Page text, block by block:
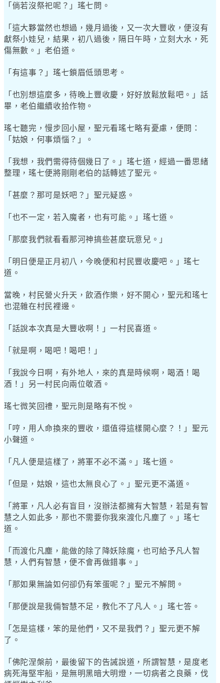
「倘若沒祭祀呢？」瑤七問。
「這大夥當然也想過，幾月過後，又一次大豐收，便沒有
獻祭小娃兒，結果，初八過後，隔日午時，立刻大水，死
傷無數。」老伯道。
「有這事？」瑤七鎖眉低頭思考。
「也別想這麼多，待晚上豐收慶，好好放鬆放鬆吧。」話
畢，老伯繼續收拾作物。
瑤七聽完，慢步回小屋，聖元看瑤七略有憂慮，便問：
「姑娘，何事煩惱？」。
「我想，我們需得待個幾日了。」瑤七道，經過一番思緒
整理，瑤七便將剛剛老伯的話轉述了聖元。
「甚麼？那可是妖吧？」聖元疑惑。
「也不一定，若入魔者，也有可能。」瑤七道。
「那麼我們就看看那河神搞些甚麼玩意兒。」
「明日便是正月初八，今晚便和村民豐收慶吧。」瑤七
道。
當晚，村民營火升天，飲酒作樂，好不開心，聖元和瑤七
也混雜在村民裡邊。
「話說本次真是大豐收啊！」一村民喜道。
「就是啊，喝吧！喝吧！」
「我說今日啊，有外地人，來的真是時候啊，喝酒！喝
酒！」另一村民向兩位敬酒。
瑤七微笑回禮，聖元則是略有不悅。
「哼，用人命換來的豐收，還值得這樣開心麼？！」聖元
小聲道。
「凡人便是這樣了，將軍不必不滿。」瑤七道。
「但是，姑娘，這也太無良心了。」聖元更不滿道。
「將軍，凡人必有盲目，沒辦法都擁有大智慧，若是有智
慧之人如此多，那也不需要你我來渡化凡塵了。」瑤七
道。
「而渡化凡塵，能做的除了降妖除魔，也可給予凡人智
慧，人們有智慧，便不會再做錯事。」
「那如果無論如何卻仍有笨蛋呢？」聖元不解問。
「那便說是我倆智慧不足，教化不了凡人。」瑤七答。
「怎是這樣，笨的是他們，又不是我們？」聖元更不解
了。
「佛陀涅槃前，最後留下的告誡說道，所謂智慧，是度老
病死海堅牢船，是無明黑暗大明燈，一切病者之良藥，伐